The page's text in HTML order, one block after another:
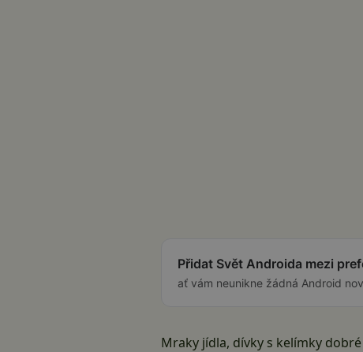
Přidat Svět Androida mezi
ať vám neunikne žádná Android
Mraky jídla, dívky s kelímky